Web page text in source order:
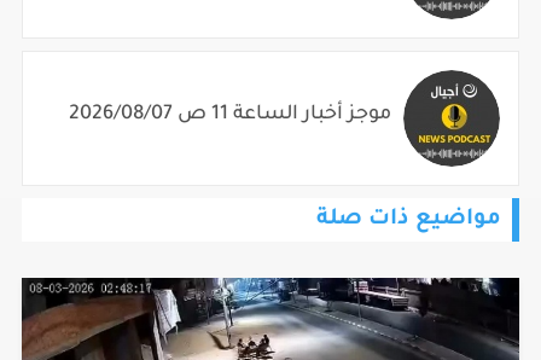
موجز أخبار الساعة 11 ص 2026/08/07
مواضيع ذات صلة